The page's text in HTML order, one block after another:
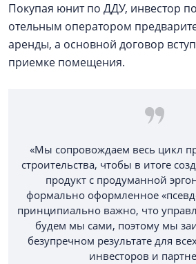
Покупая юнит по ДДУ, инвестор
отельным оператором
аренды, а основной договор
приемке помещения.
«Мы сопровождаем весь цикл
строительства, чтобы в итоге
продукт с продуманной
формально оформленное
принципиально важно, что
будем мы сами, поэтому мы
безупречном результате для
инвесторов и